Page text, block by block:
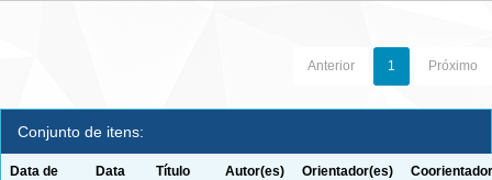
Anterior 1 Próximo
Conjunto de itens:
Data de
Data
Título Autor(es) Orientador(es)